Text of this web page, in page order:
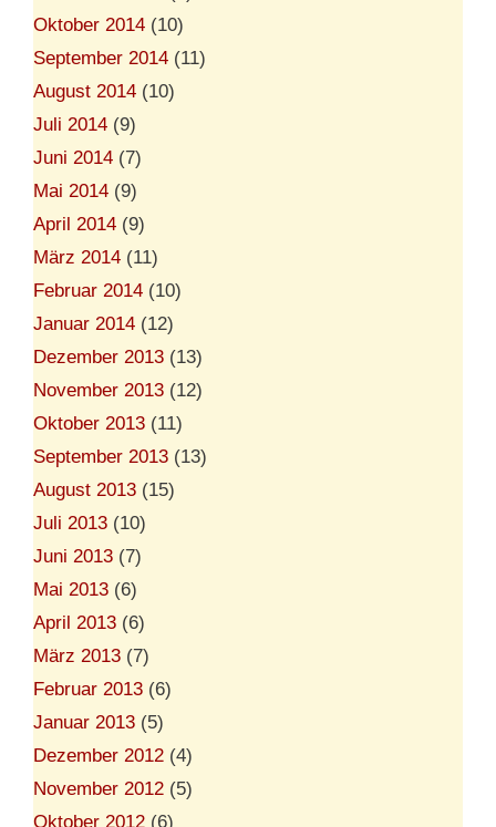
Oktober 2014 (10)
September 2014 (11)
August 2014 (10)
Juli 2014 (9)
Juni 2014 (7)
Mai 2014 (9)
April 2014 (9)
März 2014 (11)
Februar 2014 (10)
Januar 2014 (12)
Dezember 2013 (13)
November 2013 (12)
Oktober 2013 (11)
September 2013 (13)
August 2013 (15)
Juli 2013 (10)
Juni 2013 (7)
Mai 2013 (6)
April 2013 (6)
März 2013 (7)
Februar 2013 (6)
Januar 2013 (5)
Dezember 2012 (4)
November 2012 (5)
Oktober 2012 (6)